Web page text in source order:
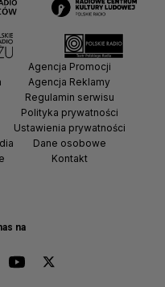
na
Agencja Promocji
Agencja Reklamy
Regulamin serwisu
Polityka prywatności
Ustawienia prywatności
Dane osobowe
Kontakt